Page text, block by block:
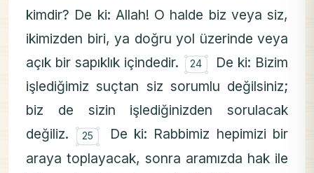
kimdir? De ki: Allah! O halde biz veya siz,
ikimizden biri, ya doğru yol üzerinde veya
açık bir sapıklık içindedir. ۝
24
De ki: Bizim
işlediğimiz suçtan siz sorumlu değilsiniz;
biz de sizin işlediğinizden sorulacak
değiliz. ۝
25
De ki: Rabbimiz hepimizi bir
araya toplayacak, sonra aramızda hak ile